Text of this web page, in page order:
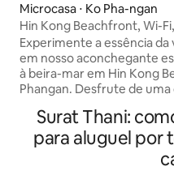
Microcasa ⋅ Ko Pha-ngan
Hin Kong Beachfront, Wi-
H/C, AC, terraço
Experimente a essência da
em nosso aconchegante
à beira-mar em Hin Kong
Phangan. Desfrute de
algodão, chuveiro interno
ar condicionado, frigobar,
terraço privativo e jardim
acesso direto à praia. Uma
Surat Thani:
para aluguel por